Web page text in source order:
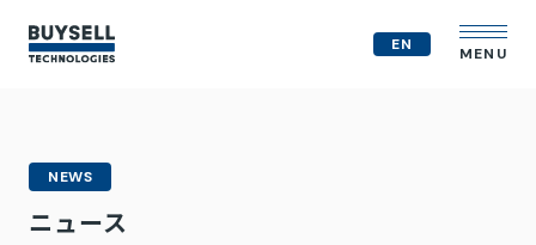
EN MENU
会社概要
NEWS
ニュース